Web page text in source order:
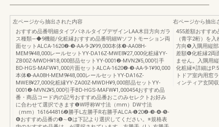
左ページから抽出された内容
おすすめ品番明細タイプパネルタイプデザインLAA木目方向ガラ
ス種類―◆9機能/化粧縁おすすめ品番明細Wソフトモーション両
面セットALCA-1620❷-❸-AA-9-2¥99,000本体❸-AA08H-
MEM9¥48,000レールセットYY-DA16Z-MWE8¥27,000化粧縁YY-
ZB00Z-MWDH¥18,000部品セットYY-0001❷-MVN2¥5,000引手
BD-HGS-MAFW¥1,000片面セットALCA-1620❷-❸-AA-9-1¥90,000
本体❸-AA08H-MEM9¥48,000レールセットYY-DA16Z-
MWE8¥27,000化粧縁YY-ZA00Z-MWDH¥9,000部品セットYY-
0001❷-MVN2¥5,000引手BD-HGS-MAFW¥1,000454おすすめ品
番・商品コード内の記号おすすめ品番おこのみセレクトお好み
に合わせて選択できます❶W呼称W寸法（mm）DW寸法
（mm）161644816❷勝手L左勝手R右勝手ALCA-❶20❷-❸-❹-❺-
❻おすすめ品番の❶∼❻は下記より選択してください。※規格表
右ページから抽出
455差額おすす
（青字2桁）を
方向❺入隅用縦
差額❻化粧縁2両
ません。入隅用
化粧縁※詳細は
トドア室内用窓
ィンティア玄関